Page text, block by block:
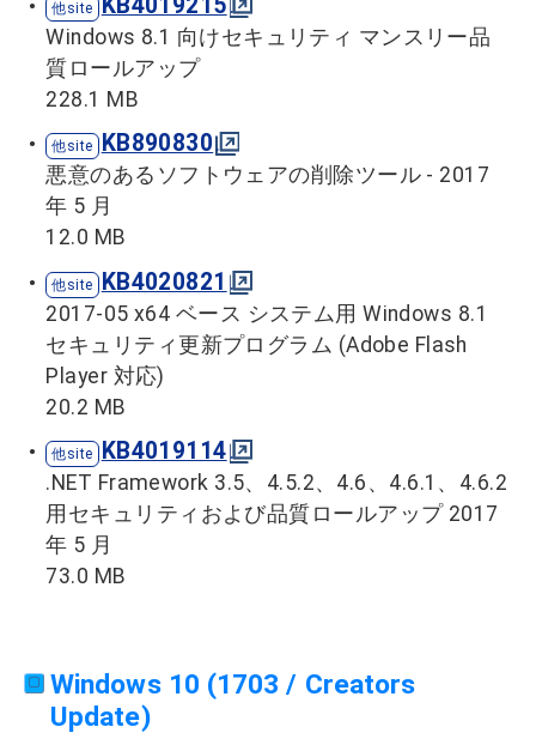
Windows 8.1 向けセキュリティ マンスリー品
質ロールアップ
228.1 MB
KB890830
悪意のあるソフトウェアの削除ツール - 2017
年 5 月
12.0 MB
KB4020821
2017-05 x64 ベース システム用 Windows 8.1
セキュリティ更新プログラム (Adobe Flash
Player 対応)
20.2 MB
KB4019114
.NET Framework 3.5、4.5.2、4.6、4.6.1、4.6.2
用セキュリティおよび品質ロールアップ 2017
年 5 月
73.0 MB
Windows 10 (1703 / Creators
Update)